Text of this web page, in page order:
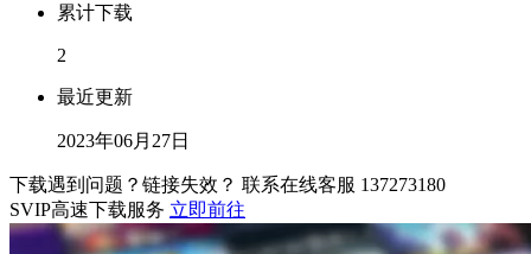
累计下载
2
最近更新
2023年06月27日
下载遇到问题？链接失效？ 联系在线客服 137273180
SVIP高速下载服务 立即前往